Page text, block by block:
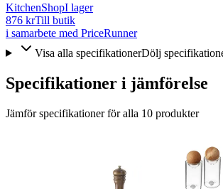
KitchenShopI lager
876 krTill butik
i samarbete med PriceRunner
Visa alla specifikationerDölj
Specifikationer i jämförelse
Jämför specifikationer för alla 10 produkter